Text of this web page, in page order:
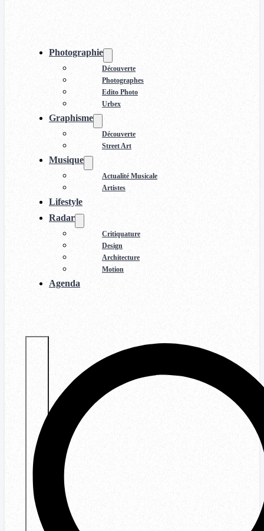
Photographie
Découverte
Photographes
Edito Photo
Urbex
Graphisme
Découverte
Street Art
Musique
Actualité Musicale
Artistes
Lifestyle
Radar
Critiquature
Design
Architecture
Motion
Agenda